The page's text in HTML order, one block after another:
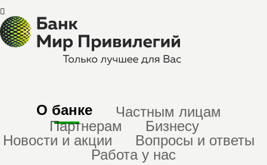
О банке Частным лицам
Партнерам Бизнесу
Новости и акции Вопросы и ответы
Работа у нас